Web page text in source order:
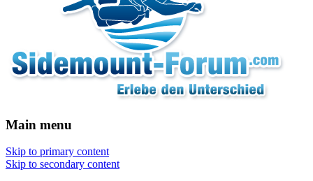
Main menu
Skip to primary content
Skip to secondary content